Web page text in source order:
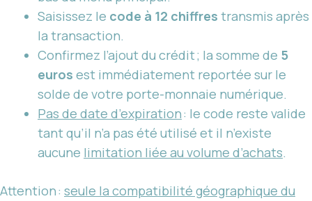
Saisissez le code à 12 chiffres transmis après
la transaction.
Confirmez l’ajout du crédit ; la somme de 5
euros est immédiatement reportée sur le
solde de votre porte-monnaie numérique.
Pas de date d’expiration: le code reste valide
tant qu’il n’a pas été utilisé et il n’existe
aucune limitation liée au volume d’achats.
Attention : seule la compatibilité géographique du